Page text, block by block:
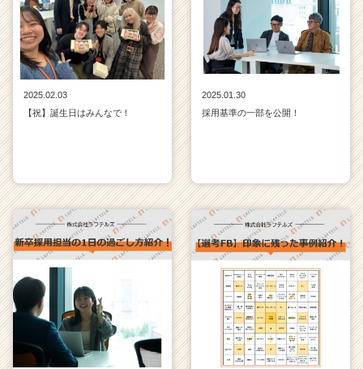
2025.02.03
【祝】誕生日はみんなで！
2025.01.30
採用基準の一部を公開！